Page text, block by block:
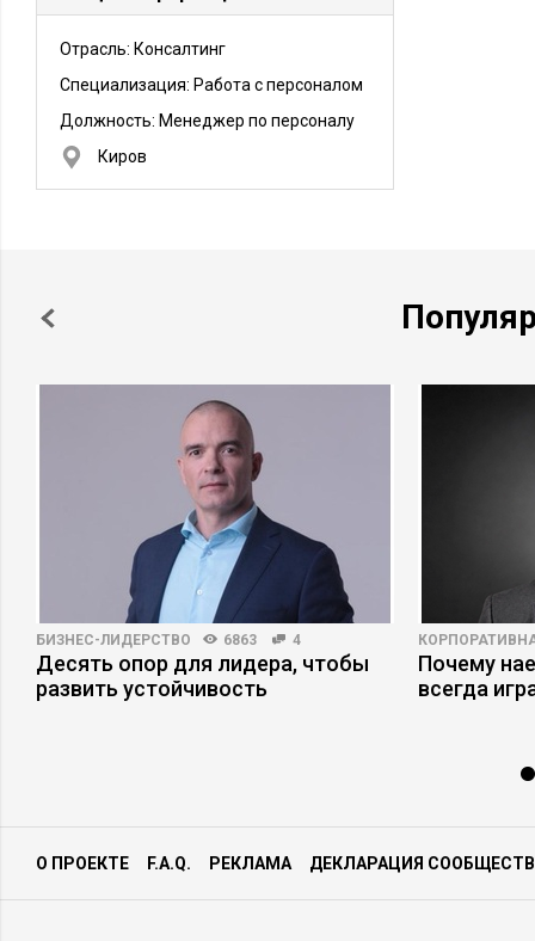
Отрасль: Консалтинг
Специализация: Работа с персоналом
Должность: Менеджер по персоналу
Киров
БИЗНЕС-ЛИДЕРСТВО 6863 4
Десять опор для лидера, чтобы
развить устойчивость
Почему
всегда
О ПРОЕКТЕ F.A.Q. РЕКЛАМА ДЕКЛАРАЦИЯ